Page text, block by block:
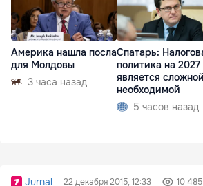
Америка нашла посла
для Молдовы
3 часа назад
Спатарь:
политика на 2027
является
необходимой
5 часов назад
Jurnal 22 декабря 2015, 12:33 10 485